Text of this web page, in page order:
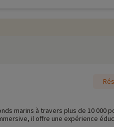
marins à travers plus de 10 000
il offre une expérience